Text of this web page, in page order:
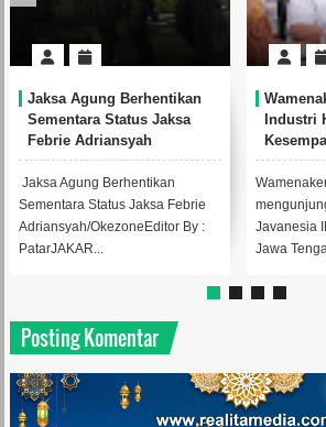
Jaksa Agung Berhentikan
Sementara Status Jaksa
Febrie Adriansyah
Jaksa Agung Berhentikan
Sementara Status Jaksa Febrie
Adriansyah/OkezoneEditor By :
PatarJAKAR...
Industri
Warga
Javanesia
Jawa
Posting Komentar